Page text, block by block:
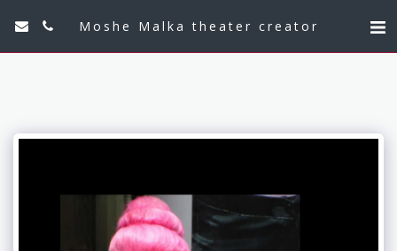
Moshe Malka theater creator